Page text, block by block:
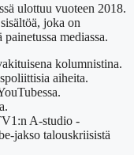
ulottuu vuoteen 2018.
joka on
mediassa.
kolumnistina.
aiheita.
A-studio -
jakso talouskriisistä